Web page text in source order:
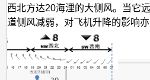
西北方达20海浬的大侧风。当它
道侧风减弱，对飞机升降的影响亦